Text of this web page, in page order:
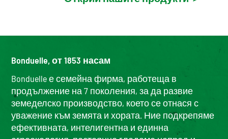
Bonduelle, от 1853 насам
Bonduelle е семейна фирма, работеща в
продължение на 7 поколения, за да развие
земеделско производство, което се отнася с
уважение към земята и хората. Ние подкрепяме
ефективната, интелигентна и единна